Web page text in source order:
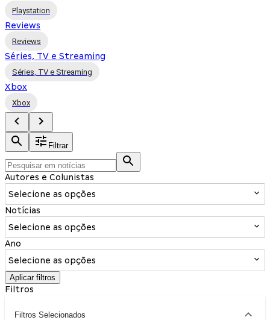
Playstation
Reviews
Reviews
Séries, TV e Streaming
Séries, TV e Streaming
Xbox
Xbox
Filtrar
Autores e Colunistas
Selecione as opções
Notícias
Selecione as opções
Ano
Selecione as opções
Aplicar filtros
Filtros
Filtros Selecionados